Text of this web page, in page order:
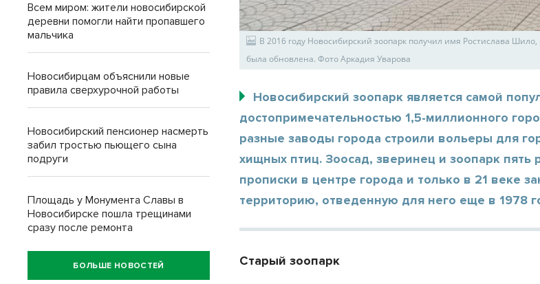
В 2016 году Новосибирский зоопарк получил имя Ростислава
была обновлена. Фото Аркадия Уварова
Новосибирский зоопарк является самой
достопримечательностью 1,5-миллионного
разные заводы города строили вольеры для
хищных птиц. Зоосад, зверинец и зоопарк пять
прописки в центре города и только в 21 веке
территорию, отведенную для него еще в 1978
Старый зоопарк
Всем миром: жители новосибирской
деревни помогли найти пропавшего
мальчика
Новосибирцам объяснили новые
правила сверхурочной работы
Новосибирский пенсионер насмерть
забил тростью пьющего сына
подруги
Площадь у Монумента Славы в
Новосибирске пошла трещинами
сразу после ремонта
БОЛЬШЕ НОВОСТЕЙ